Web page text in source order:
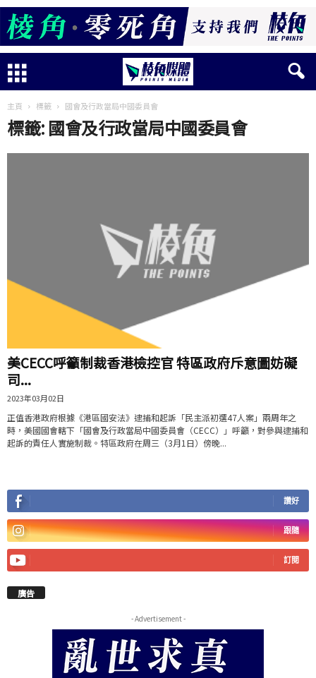
主頁 標籤 國會及行政當局中國委員會
標籤: 國會及行政當局中國委員會
美CECC呼籲制裁香港檢控官 特區政府斥意圖妨礙
司...
2023年03月02日
正值香港政府根據《港區國安法》逮捕和起訴「民主派初選47人案」兩周年之
時，美國國會轄下「國會及行政當局中國委員會（CECC）」呼籲，對參與逮捕和
起訴的責任人實施制裁。特區政府在周三（3月1日）傍晚...
讚好
跟隨
訂閱
廣告
- Advertisement -